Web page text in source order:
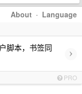
About · Language
脚本，书签同
›
PRO